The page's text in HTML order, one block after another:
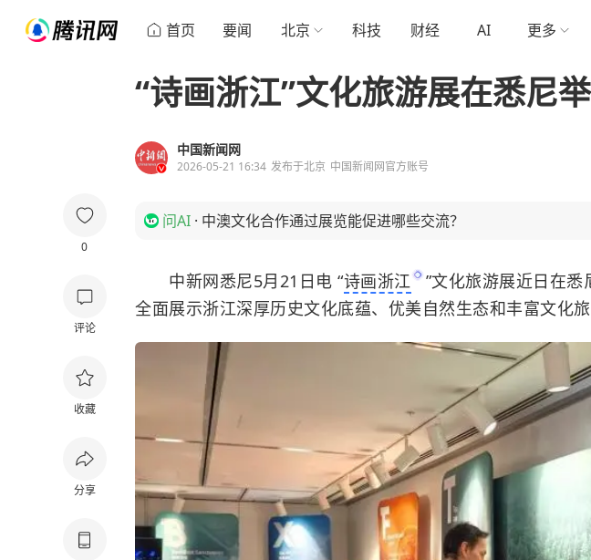
首页 要闻 北京 科技 财经 AI 更多
0
评论
收藏
分享
“诗画浙江”文化旅游展在悉尼
中国新闻网
2026-05-21 16:34 发布于北京 中国新闻网官方账号
问AI · 中澳文化合作通过展览能促进哪些交流？
中新网悉尼5月21日电 “诗画浙江
”文化旅游展近日在悉
全面展示浙江深厚历史文化底蕴、优美自然生态和丰富文化旅